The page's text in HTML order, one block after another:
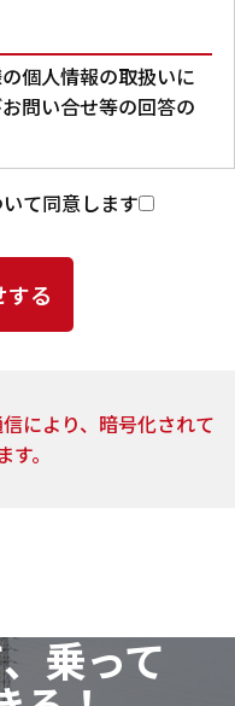
個人情報の取扱いに
問い合せ等の回答の
な範囲内において、ご
託する場合がありま
委託する場合、業務委
得した開示対象個人
て同意します
により、暗号化されて
。
乗って